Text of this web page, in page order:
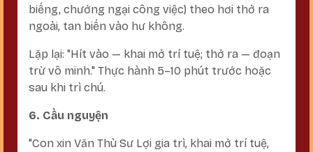
biếng, chướng ngại công việc) theo hơi thở ra
ngoài, tan biến vào hư không.
Lặp lại: "Hít vào — khai mở trí tuệ; thở ra — đoạn
trừ vô minh." Thực hành 5–10 phút trước hoặc
sau khi trì chú.
6. Cầu nguyện
"Con xin Văn Thù Sư Lợi gia trì, khai mở trí tuệ,